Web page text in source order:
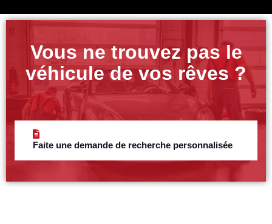
Vous ne trouvez pas le
véhicule de vos rêves ?
Faite une demande de recherche personnalisée